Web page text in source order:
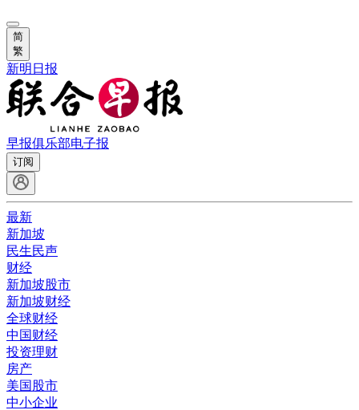
简
繁
新明日报
早报俱乐部电子报
订阅
最新
新加坡
民生民声
财经
新加坡股市
新加坡财经
全球财经
中国财经
投资理财
房产
美国股市
中小企业